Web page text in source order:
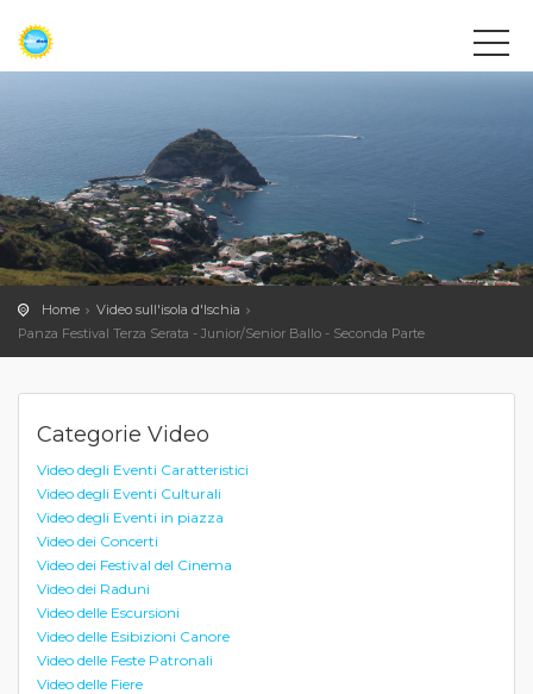
Home
Video sull'isola d'Ischia
Panza Festival Terza Serata - Junior/Senior Ballo - Seconda Parte
Categorie Video
Video degli Eventi Caratteristici
Video degli Eventi Culturali
Video degli Eventi in piazza
Video dei Concerti
Video dei Festival del Cinema
Video dei Raduni
Video delle Escursioni
Video delle Esibizioni Canore
Video delle Feste Patronali
Video delle Fiere